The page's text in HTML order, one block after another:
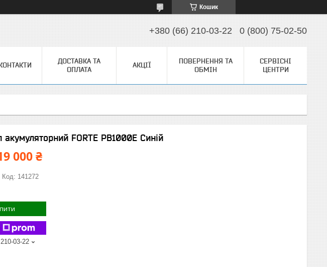
Кошик
+380 (66) 210-03-22 0 (800) 75-02-50
ДОСТАВКА ТА
ОПЛАТА
АКЦІЇ
ПОВЕРНЕННЯ ТА
ОБМІН
СЕРВІСНІ
ЦЕНТРИ
FORTE PB1000E Синій
000 ₴
Код: 141272
03-22